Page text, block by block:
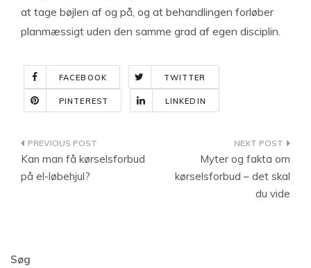
at tage bøjlen af og på, og at behandlingen forløber
planmæssigt uden den samme grad af egen disciplin.
FACEBOOK TWITTER
PINTEREST LINKEDIN
Indlægsnavigation
Kan man få kørselsforbud
på el-løbehjul?
Myter og fakta om
kørselsforbud – det skal
du vide
Søg